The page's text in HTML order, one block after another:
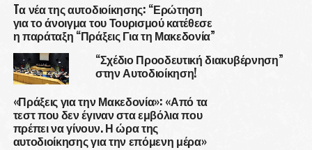
Tα νέα της αυτοδιοίκησης: “Ερώτηση
για το άνοιγμα του Τουρισμού κατέθεσε
η παράταξη “Πράξεις Για τη Μακεδονία”
“Σχέδιο Προοδευτική διακυβέρνηση”
στην Αυτοδιοίκηση!
«Πράξεις για την Μακεδονία»: «Από τα
τεστ που δεν έγιναν στα εμβόλια που
πρέπει να γίνουν. Η ώρα της
αυτοδιοίκησης για την επόμενη μέρα»